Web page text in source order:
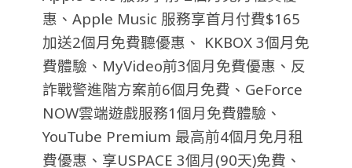
惠、Apple Music 服務享首月付費$165
加送2個月免費聽優惠、 KKBOX 3個月免
費體驗、MyVideo前3個月免費優惠、反
詐戰警進階方案前6個月免費、GeForce
NOW雲端遊戲服務1個月免費體驗、
YouTube Premium 最高前4個月免月租
費優惠、享USPACE 3個月(90天)免費、